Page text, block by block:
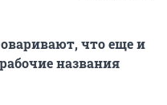
что еще и
названия